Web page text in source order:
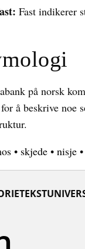
Fast indikerer
på norsk
å beskrive noe
• skjede • nisje •